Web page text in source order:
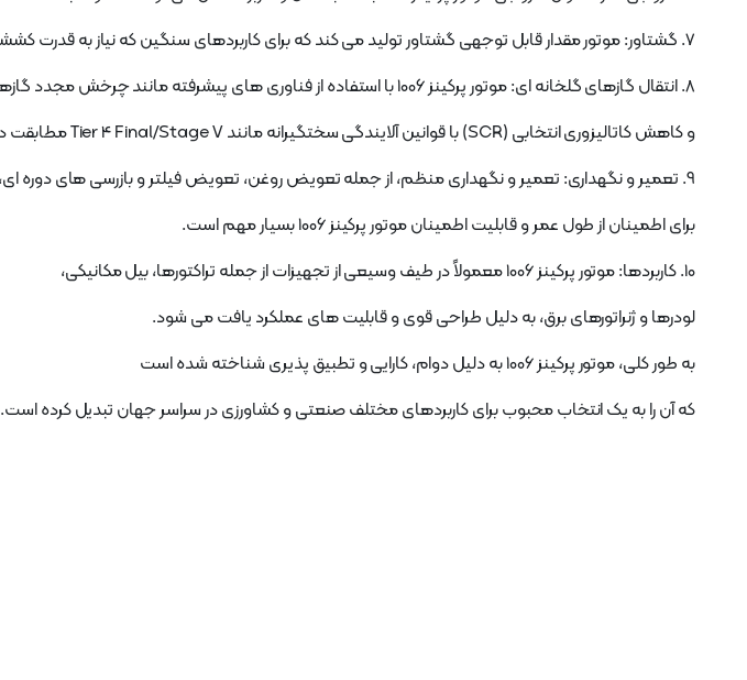
7. گشتاور: موتور مقدار قابل توجهی گشتاور تولید می کند که برای کاربردهای سنگین که نیاز به قدرت کششی یا بلند کردن بالایی دارند ضروری است.
8. انتقال گازهای گلخانه ای: موتور پرکینز 1006 با استفاده از فناوری های پیشرفته مانند چرخش مجدد گازهای خروجی (EGR)
و کاهش کاتالیزوری انتخابی (SCR) با قوانین آلایندگی سختگیرانه مانند Tier 4 Final/Stage V مطابقت دارد.
9. تعمیر و نگهداری: تعمیر و نگهداری منظم، از جمله تعویض روغن، تعویض فیلتر و بازرسی های دوره ای،
برای اطمینان از طول عمر و قابلیت اطمینان موتور پرکینز 1006 بسیار مهم است.
10. کاربردها: موتور پرکینز 1006 معمولاً در طیف وسیعی از تجهیزات از جمله تراکتورها، بیل مکانیکی،
لودرها و ژنراتورهای برق، به دلیل طراحی قوی و قابلیت های عملکرد یافت می شود.
به طور کلی، موتور پرکینز 1006 به دلیل دوام، کارایی و تطبیق پذیری شناخته شده است
که آن را به یک انتخاب محبوب برای کاربردهای مختلف صنعتی و کشاورزی در سراسر جهان تبدیل کرده است.